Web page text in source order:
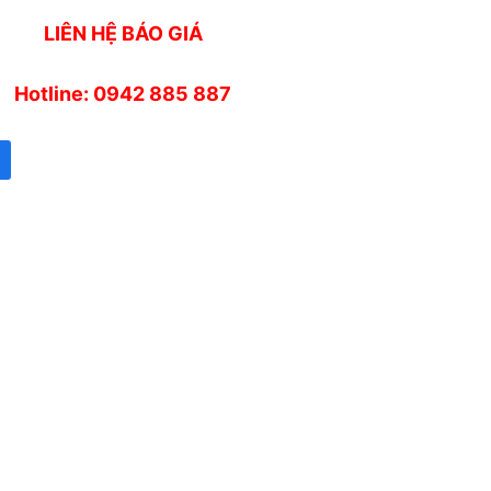
LIÊN HỆ BÁO GIÁ
Hotline: 0942 885 887